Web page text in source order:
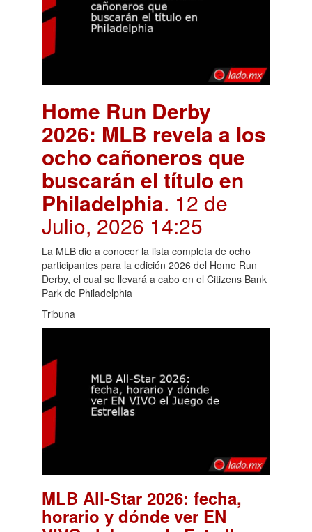
Home Run Derby
2026: MLB revela a los
ocho cañoneros que
buscarán el título en
Philadelphia. 12 de
Julio, 2026 14:25
La MLB dio a conocer la lista completa de ocho
participantes para la edición 2026 del Home Run
Derby, el cual se llevará a cabo en el Citizens Bank
Park de Philadelphia
Tribuna
MLB All-Star 2026: fecha,
horario y dónde ver EN